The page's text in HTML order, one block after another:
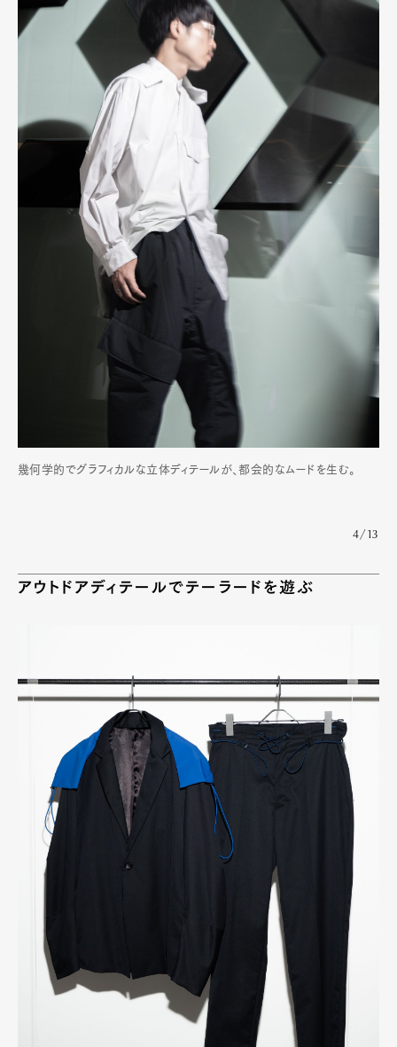
幾何学的でグラフィカルな立体ディテールが、都会的なムードを生む。
4/13
アウトドアディテールでテーラードを遊ぶ